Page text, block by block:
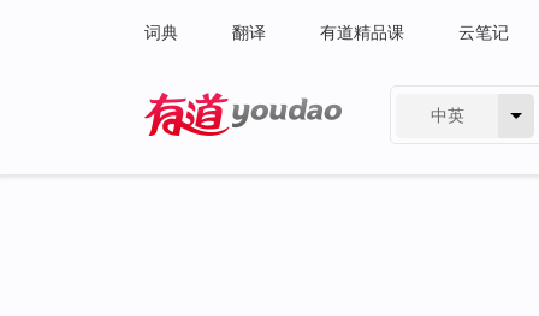
词典 翻译 有道精品课 云笔记
中英